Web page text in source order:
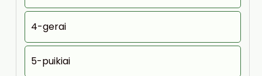
4-gerai
5-puikiai